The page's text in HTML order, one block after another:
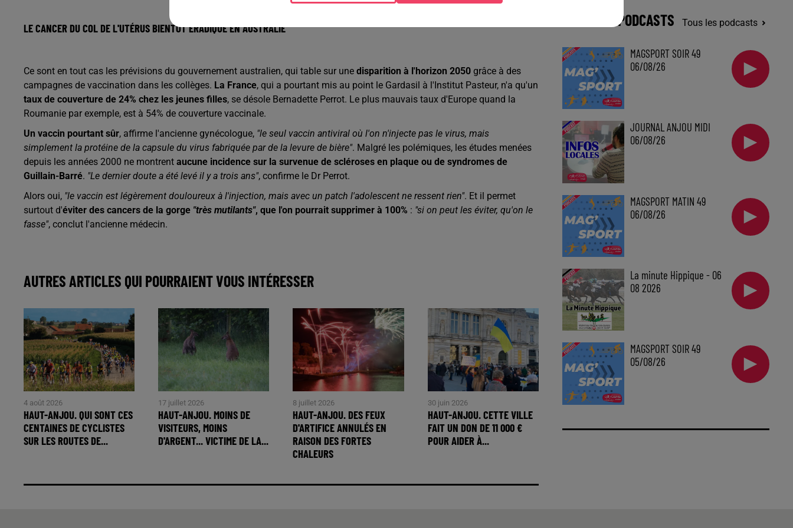
LE CANCER DU COL DE L'UTÉRUS BIENTÔT ÉRADIQUÉ EN AUSTRALIE
Ce sont en tout cas les prévisions du gouvernement australien, qui table sur une disparition à l'horizon 2050 grâce à des
campagnes de vaccination dans les collèges. La France, qui a pourtant mis au point le Gardasil à l'Institut Pasteur, n'a qu'un
taux de couverture de 24% chez les jeunes filles, se désole Bernadette Perrot. Le plus mauvais taux d'Europe quand la
Roumanie par exemple, est à 54% de couverture vaccinale.
Un vaccin pourtant sûr, affirme l'ancienne gynécologue, "le seul vaccin antiviral où l'on n'injecte pas le virus, mais
simplement la protéine de la capsule du virus fabriquée par de la levure de bière". Malgré les polémiques, les études menées
depuis les années 2000 ne montrent aucune incidence sur la survenue de scléroses en plaque ou de syndromes de
Guillain-Barré. "Le dernier doute a été levé il y a trois ans", confirme le Dr Perrot.
Alors oui, "le vaccin est légèrement douloureux à l'injection, mais avec un patch l'adolescent ne ressent rien". Et il permet
surtout d'éviter des cancers de la gorge "très mutilants", que l'on pourrait supprimer à 100% : "si on peut les éviter, qu'on le
fasse", conclut l'ancienne médecin.
AUTRES ARTICLES QUI POURRAIENT VOUS INTÉRESSER
4 août 2026
HAUT-ANJOU. QUI SONT CES
CENTAINES DE CYCLISTES
SUR LES ROUTES DE...
17 juillet 2026
HAUT-ANJOU. MOINS DE
VISITEURS, MOINS
D'ARGENT... VICTIME DE LA...
8 juillet 2026
HAUT-ANJOU. DES FEUX
D'ARTIFICE ANNULÉS EN
RAISON DES FORTES
CHALEURS
30 juin 2026
HAUT-ANJOU. CETTE VILLE
FAIT UN DON DE 11 000 €
POUR AIDER À...
DERNIERS PODCASTS Tous les podcasts
MAGSPORT SOIR 49
06/08/26
JOURNAL ANJOU MIDI
06/08/26
MAGSPORT MATIN 49
06/08/26
La minute Hippique - 06
08 2026
MAGSPORT SOIR 49
05/08/26